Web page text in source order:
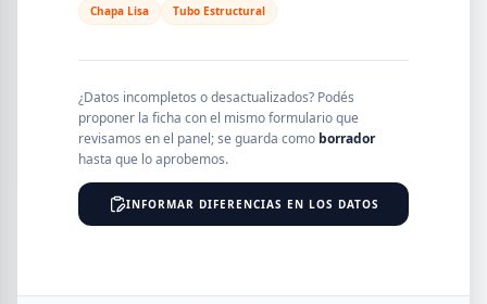
SEGMENTO
PROVINCIA
Chapa Lisa Tubo Estructural
¿Datos incompletos o desactualizados? Podés
proponer la ficha con el mismo formulario que
revisamos en el panel; se guarda como borrador
hasta que lo aprobemos.
INFORMAR DIFERENCIAS EN LOS DATOS